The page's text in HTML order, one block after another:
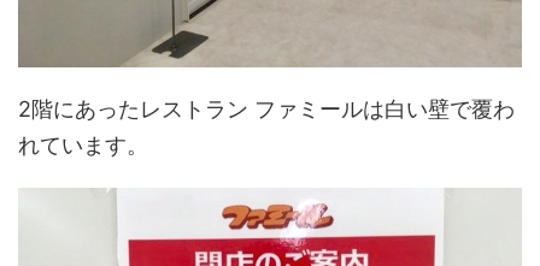
2階にあったレストラン ファミールは白い壁で覆わ
れています。